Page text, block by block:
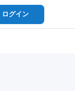
ログイン